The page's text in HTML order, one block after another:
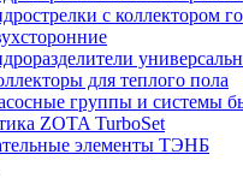
с коллектором
для теплого пола
группы и системы
ZOTA TurboSet
элементы ТЭНБ